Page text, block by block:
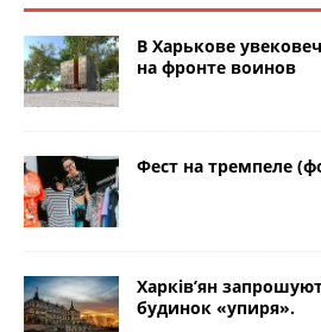
В Харькове
на фронте воинов
Фест на тремпеле
Харків’ян
будинок «упиря».